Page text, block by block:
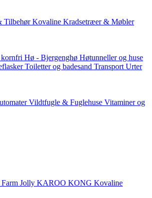
Tilbehør Kovaline Kradsetræer & Møbler
kornfri Hø - Bjergenghø Høtunneller og huse
Toiletter og badesand Transport Urter
Vildtfugle & Fuglehuse Vitaminer og
Farm Jolly KAROO KONG Kovaline